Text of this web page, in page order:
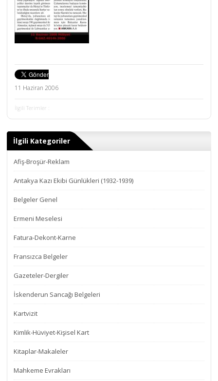
11 Haziran 2006
İlgili Terimler :
İlgili Kategoriler
Afiş-Broşür-Reklam
Antakya Kazı Ekibi Günlükleri (1932-1939)
Belgeler Genel
Ermeni Meselesi
Fatura-Dekont-Karne
Fransızca Belgeler
Gazeteler-Dergiler
İskenderun Sancağı Belgeleri
Kartvizit
Kimlik-Hüviyet-Kişisel Kart
Kitaplar-Makaleler
Mahkeme Evrakları